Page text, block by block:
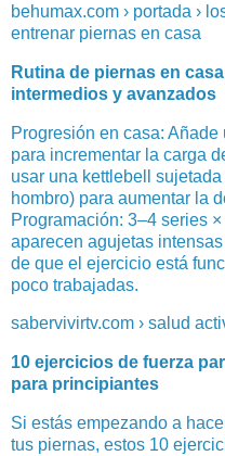
behumax.com › portada ›
entrenar piernas en casa
Rutina de piernas en
intermedios y avanzados
Progresión en casa:
para incrementar la carga
usar una kettlebell
hombro) para aumentar la
Programación: 3–4 series
aparecen agujetas
de que el ejercicio está
poco trabajadas.
sabervivirtv.com › salud
10 ejercicios de fuerza
para principiantes
Si estás empezando a
tus piernas, estos 10